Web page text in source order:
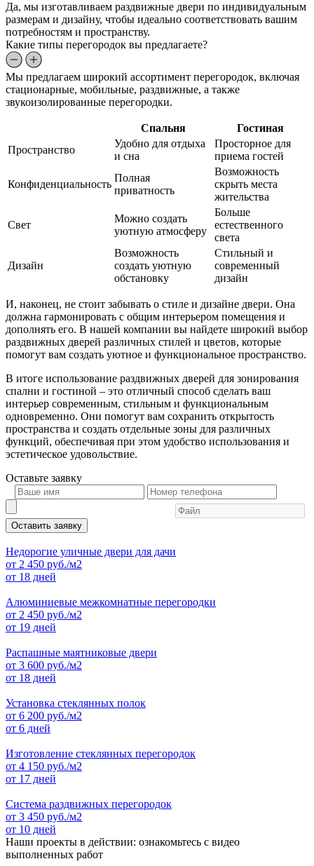
Да, мы изготавливаем раздвижные двери по индивидуальным
размерам и дизайну, чтобы идеально соответствовать вашим
потребностям и пространству.
Какие типы перегородок вы предлагаете?
Мы предлагаем широкий ассортимент перегородок, включая
стационарные, мобильные, раздвижные, а также
звукоизолированные перегородки.
Спальня
Гостиная
Пространство
Удобно для отдыха
и сна
Просторное для
приема гостей
Конфиденциальность
Полная
приватность
Возможность
скрыть места
жительства
Свет
Можно создать
уютную атмосферу
Больше
естественного
света
Дизайн
Возможность
создать уютную
обстановку
Стильный и
современный
дизайн
И, наконец, не стоит забывать о стиле и дизайне двери. Она
должна гармонировать с общим интерьером помещения и
дополнять его. В нашей компании вы найдете широкий выбор
раздвижных дверей различных стилей и цветов, которые
помогут вам создать уютное и функциональное пространство.
В итоге использование раздвижных дверей для зонирования
спални и гостиной – это отличный способ сделать ваш
интерьер современным, стильным и функциональным
одновременно. Они помогут вам сохранить открытость
пространства и создать отдельные зоны для различных
функций, обеспечивая при этом удобство использования и
эстетическое удовольствие.
Оставьте заявку
Оставить заявку
Недорогие уличные двери для дачи
от 2 450 руб./м2
от 18 дней
Алюминиевые межкомнатные перегородки
от 2 450 руб./м2
от 19 дней
Распашные маятниковые двери
от 3 600 руб./м2
от 18 дней
Установка стеклянных полок
от 6 200 руб./м2
от 6 дней
Изготовление стеклянных перегородок
от 4 150 руб./м2
от 17 дней
Система раздвижных перегородок
от 3 450 руб./м2
от 10 дней
Наши проекты в действии: ознакомьтесь с видео
выполненных работ